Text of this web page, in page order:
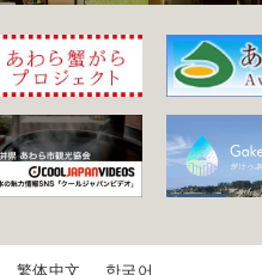
繁体中文 한국어